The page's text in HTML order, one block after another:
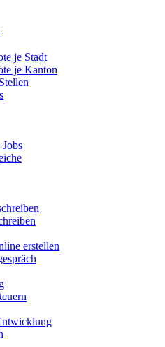
je Stadt
je Kanton
erstellen